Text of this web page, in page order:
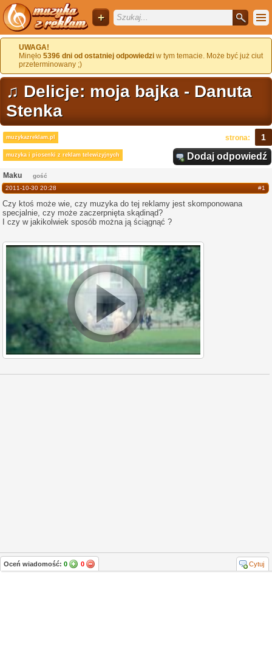
+
UWAGA!
Minęło 5396 dni od ostatniej odpowiedzi w tym temacie. Może być już ciut
przeterminowany ;)
♫ Delicje: moja bajka - Danuta
Stenka
muzykazreklam.pl
muzyka i piosenki z reklam telewizyjnych
strona: 1
Dodaj odpowiedź
Maku
gość
#1
2011-10-30 20:28
Czy ktoś może wie, czy muzyka do tej reklamy jest skomponowana
specjalnie, czy może zaczerpnięta skądinąd?
I czy w jakikolwiek sposób można ją ściągnąć ?
Oceń wiadomość: 0 0 Cytuj